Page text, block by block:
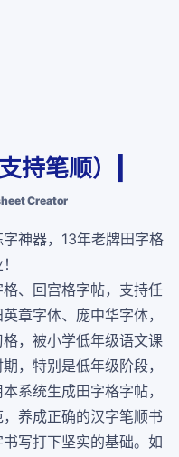
持笔顺）|
Creator
神器，13年老牌田字格
、回宫格字帖，支持任
章字体、庞中华字体，
，被小学低年级语文课
，特别是低年级阶段，
系统生成田字格字帖，
养成正确的汉字笔顺书
写打下坚实的基础。如